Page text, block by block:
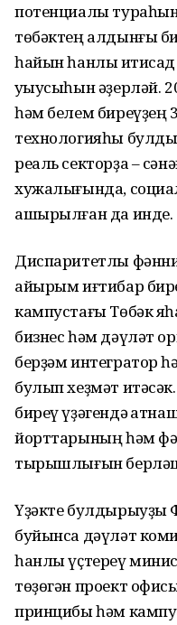
потенциалы
төбәктең алдынғы
һайын һанлы
уҡыусыһын әҙерләй.
һәм белем биреүҙең
технологияһы
реаль секторҙа –
хужалығында,
ашырылған да инде.
Диспаритетлы
айырым иғтибар
кампустағы Төбәк
бизнес һәм дәүләт
берҙәм интегратор
булып хеҙмәт
биреү үҙәгендә
йорттарының һәм
тырышлығын
Үҙәкте булдырыуҙы
буйынса дәүләт
һанлы үҫтереү
төҙөгән проект
принцибы һәм